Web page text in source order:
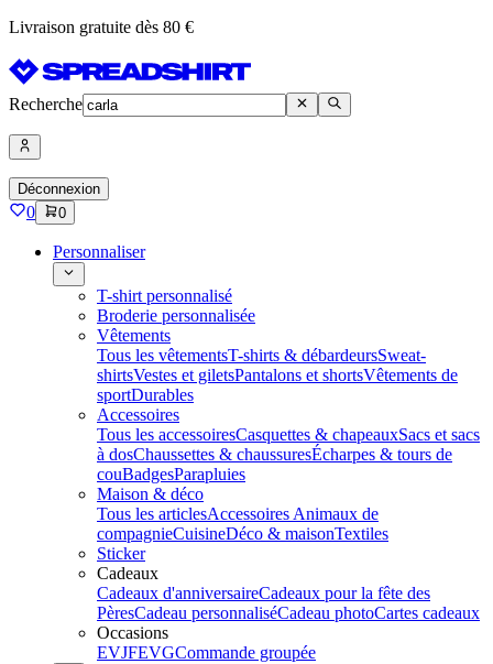
Livraison gratuite dès 80 €
Recherche
Déconnexion
0 0
Personnaliser
T-shirt personnalisé
Broderie personnalisée
Vêtements
Tous les vêtementsT-shirts & débardeursSweat-
shirtsVestes et giletsPantalons et shortsVêtements de
sportDurables
Accessoires
Tous les accessoiresCasquettes & chapeauxSacs et sacs
à dosChaussettes & chaussuresÉcharpes & tours de
couBadgesParapluies
Maison & déco
Tous les articlesAccessoires Animaux de
compagnieCuisineDéco & maisonTextiles
Sticker
Cadeaux
Cadeaux d'anniversaireCadeaux pour la fête des
PèresCadeau personnaliséCadeau photoCartes cadeaux
Occasions
EVJFEVGCommande groupée